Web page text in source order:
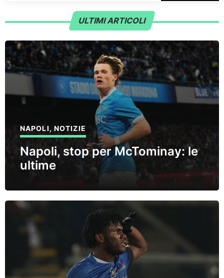
ULTIMI ARTICOLI
NAPOLI, NOTIZIE
Napoli, stop per McTominay: le
ultime